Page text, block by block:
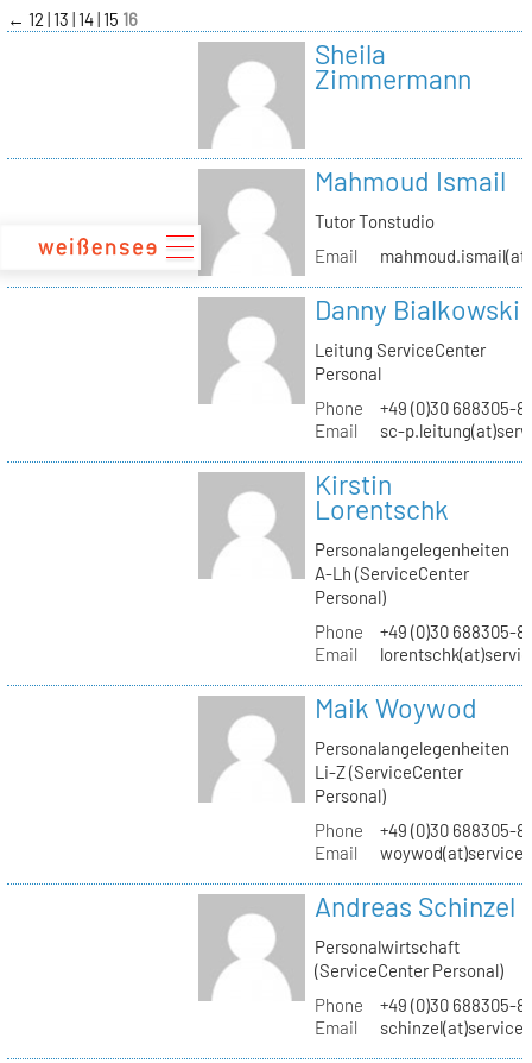
zum
Inhalt
← 12 13 14 15 16
Sheila
Zimmermann
Mahmoud Ismail
Tutor Tonstudio
Email
Danny Bialkowski
Leitung ServiceCenter
Personal
Phone
+49 (0)30 688305-
Email
sc-
Kirstin
Lorentschk
Personalangelegenheiten
A-Lh (ServiceCenter
Personal)
Phone
+49 (0)30 688305-
Email
Maik Woywod
Personalangelegenheiten
Li-Z (ServiceCenter
Personal)
Phone
+49 (0)30 688305-
Email
Andreas Schinzel
Personalwirtschaft
(ServiceCenter Personal)
Phone
+49 (0)30 688305-
Email